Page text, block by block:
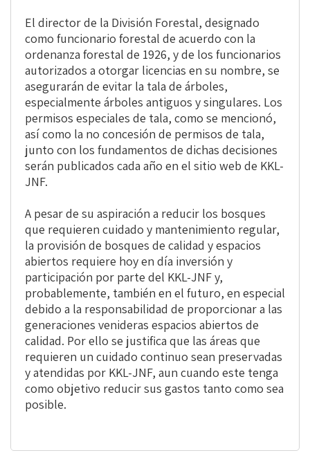
El director de la División Forestal, designado
como funcionario forestal de acuerdo con la
ordenanza forestal de 1926, y de los funcionarios
autorizados a otorgar licencias en su nombre, se
asegurarán de evitar la tala de árboles,
especialmente árboles antiguos y singulares. Los
permisos especiales de tala, como se mencionó,
así como la no concesión de permisos de tala,
junto con los fundamentos de dichas decisiones
serán publicados cada año en el sitio web de KKL-
JNF.
A pesar de su aspiración a reducir los bosques
que requieren cuidado y mantenimiento regular,
la provisión de bosques de calidad y espacios
abiertos requiere hoy en día inversión y
participación por parte del KKL-JNF y,
probablemente, también en el futuro, en especial
debido a la responsabilidad de proporcionar a las
generaciones venideras espacios abiertos de
calidad. Por ello se justifica que las áreas que
requieren un cuidado continuo sean preservadas
y atendidas por KKL-JNF, aun cuando este tenga
como objetivo reducir sus gastos tanto como sea
posible.